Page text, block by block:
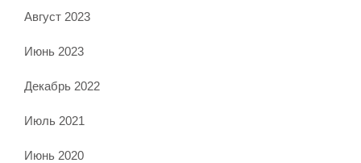
Август 2023
Июнь 2023
Декабрь 2022
Июль 2021
Июнь 2020